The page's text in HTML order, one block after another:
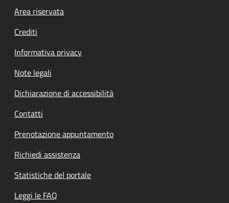
Footer menu
Area riservata
Crediti
Informativa privacy
Note legali
Dichiarazione di accessibilità
Contatti
Prenotazione appuntamento
Richiedi assistenza
Statistiche del portale
Leggi le FAQ